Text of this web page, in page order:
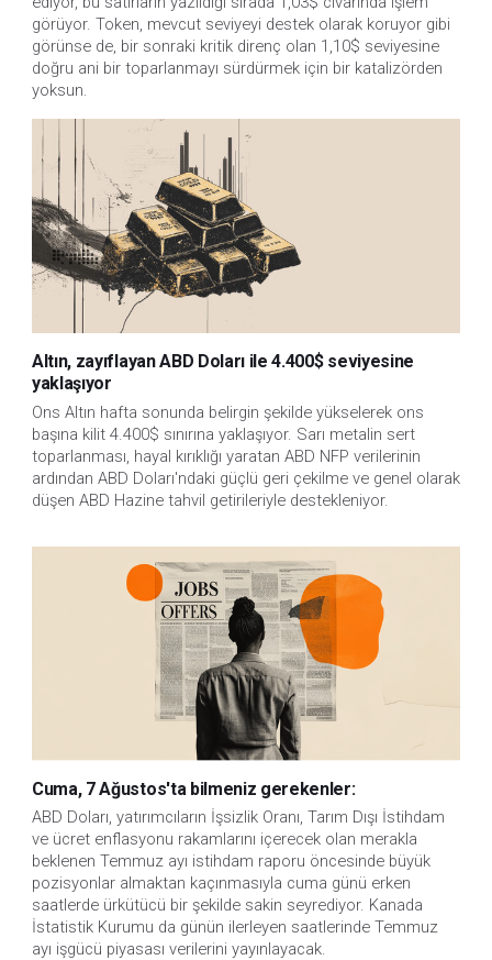
görüyor. Token, mevcut seviyeyi destek olarak koruyor gibi
görünse de, bir sonraki kritik direnç olan 1,10$ seviyesine
doğru ani bir toparlanmayı sürdürmek için bir katalizörden
yoksun.
Altın, zayıflayan ABD Doları ile 4.400$ seviyesine
yaklaşıyor
Ons Altın hafta sonunda belirgin şekilde yükselerek ons
başına kilit 4.400$ sınırına yaklaşıyor. Sarı metalin sert
toparlanması, hayal kırıklığı yaratan ABD NFP verilerinin
ardından ABD Doları'ndaki güçlü geri çekilme ve genel olarak
düşen ABD Hazine tahvil getirileriyle destekleniyor.
Cuma, 7 Ağustos'ta bilmeniz gerekenler:
ABD Doları, yatırımcıların İşsizlik Oranı, Tarım Dışı İstihdam
ve ücret enflasyonu rakamlarını içerecek olan merakla
beklenen Temmuz ayı istihdam raporu öncesinde büyük
pozisyonlar almaktan kaçınmasıyla cuma günü erken
saatlerde ürkütücü bir şekilde sakin seyrediyor. Kanada
İstatistik Kurumu da günün ilerleyen saatlerinde Temmuz
ayı işgücü piyasası verilerini yayınlayacak.